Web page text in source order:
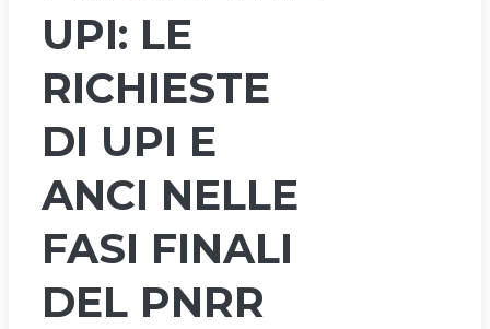
UPI: LE
RICHIESTE
DI UPI E
ANCI NELLE
FASI FINALI
DEL PNRR